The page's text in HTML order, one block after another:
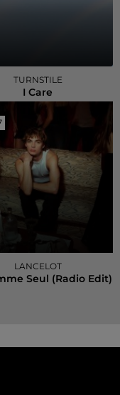
TURNSTILE
I Care
LANCELOT
Seul (radio Edit)